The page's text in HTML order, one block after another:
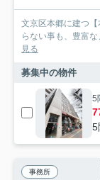
文京区本郷に建つ
らない事も、豊富
見る
募集中の物件
5
5
事務所